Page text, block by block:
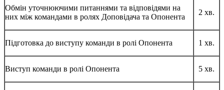
Обмін уточнюючими питаннями та відповідями на
них між командами в ролях Доповідача та Опонента
2 хв.
Підготовка до виступу команди в ролі Опонента 1 хв.
Виступ команди в ролі Опонента 5 хв.